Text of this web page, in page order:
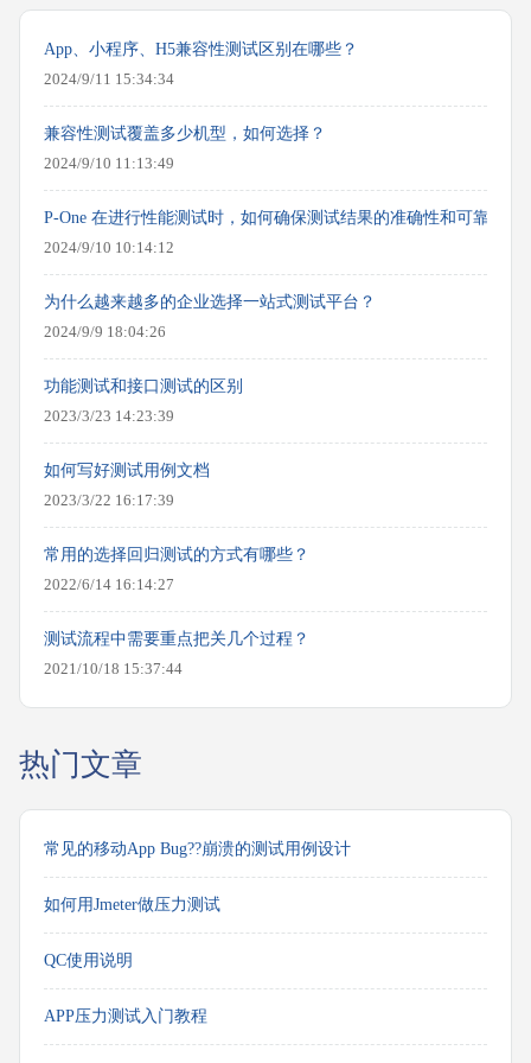
App、小程序、H5兼容性测试区别在哪些？
2024/9/11 15:34:34
兼容性测试覆盖多少机型，如何选择？
2024/9/10 11:13:49
P-One 在进行性能测试时，如何确保测试结果的准确性和可靠性？
2024/9/10 10:14:12
为什么越来越多的企业选择一站式测试平台？
2024/9/9 18:04:26
功能测试和接口测试的区别
2023/3/23 14:23:39
如何写好测试用例文档
2023/3/22 16:17:39
常用的选择回归测试的方式有哪些？
2022/6/14 16:14:27
测试流程中需要重点把关几个过程？
2021/10/18 15:37:44
热门文章
常见的移动App Bug??崩溃的测试用例设计
如何用Jmeter做压力测试
QC使用说明
APP压力测试入门教程